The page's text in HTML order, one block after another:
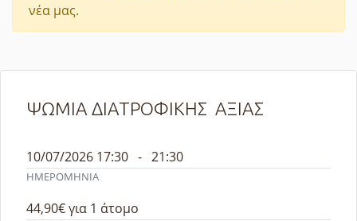
νέα μας.
ΨΩΜΙΑ ΔΙΑΤΡΟΦΙΚΗΣ ΑΞΙΑΣ
ΗΜΕΡΟΜΗΝΙΑ
10/07/2026 17:30 - 21:30
44,90€για 1 άτομo